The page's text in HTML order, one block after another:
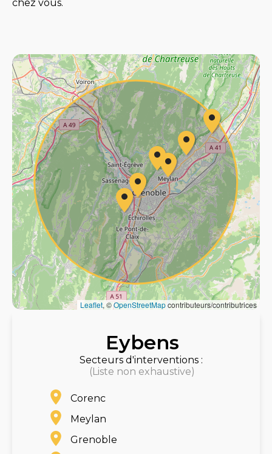
chez vous.
Leaflet, ©OpenStreetMapcontributeurs/contributrices
Eybens
Secteurs d'interventions :
(Liste non exhaustive)
Corenc
Meylan
Grenoble